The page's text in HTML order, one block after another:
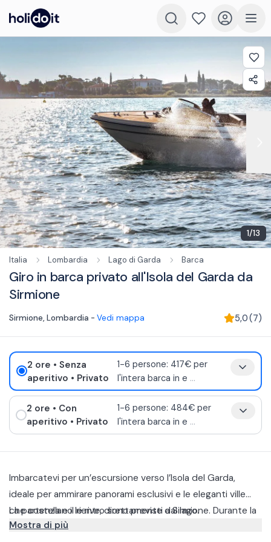
1/13
Italia Lombardia Lago di Garda Barca
Giro in barca privato all'Isola del Garda da
Sirmione
Sirmione, Lombardia - Vedi mappa 5,0(7)
2 ore • Senza
aperitivo • Privato
1-6 persone: 417€ per
l'intera barca in e ...
2 ore • Con
aperitivo • Privato
1-6 persone: 484€ per
l'intera barca in e ...
Imbarcatevi per un’escursione verso l’Isola del Garda,
ideale per ammirare panorami esclusivi e le eleganti ville
che costellano le rive, direttamente dal lago.
La partenza e il rientro sono previsti a Sirmione. Durante la
navigazione avrete l’occasione di vedere la Penisola di
Mostra di più